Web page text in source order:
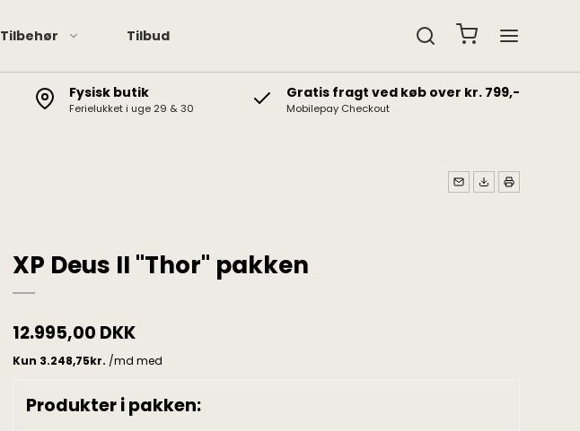
Tilbehør
XP hovedtelefoner
Tilbud
Fysisk butik
Ferielukket i uge 29 & 30
Gratis fragt ved køb over kr. 799,-
Mobilepay Checkout
XP Deus II "Thor" pakken
12.995,00 DKK
Produkter i pakken: